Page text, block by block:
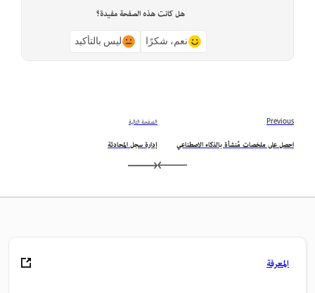
هل كانت هذه الصفحة مفيدة؟
نعم، شكرًا ليس بالتأكيد
Previous
احصل على ملخصات مُنشأة بالذكاء الاصطناعي
الصفحة التالية
إدارة سجل المحادثة
المعرفة